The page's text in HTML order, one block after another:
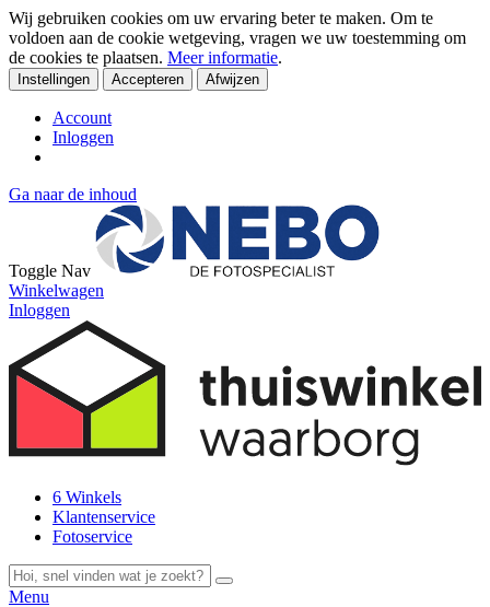
Wij gebruiken cookies om uw ervaring beter te maken. Om te
voldoen aan de cookie wetgeving, vragen we uw toestemming om
de cookies te plaatsen. Meer informatie.
Instellingen Accepteren Afwijzen
Account
Inloggen
Ga naar de inhoud
Toggle Nav
Winkelwagen
Inloggen
6 Winkels
Klantenservice
Fotoservice
Menu